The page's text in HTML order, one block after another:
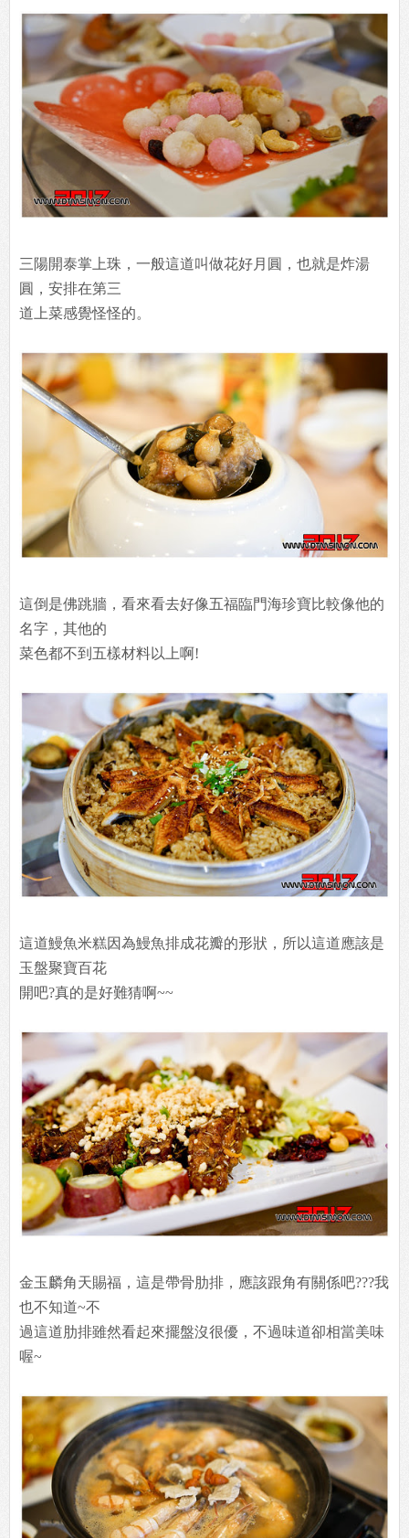
三陽開泰掌上珠，一般這道叫做花好月圓，也就是炸湯
圓，安排在第三
道上菜感覺怪怪的。
這倒是佛跳牆，看來看去好像五福臨門海珍寶比較像他的
名字，其他的
菜色都不到五樣材料以上啊!
這道鰻魚米糕因為鰻魚排成花瓣的形狀，所以這道應該是
玉盤聚寶百花
開吧?真的是好難猜啊~~
金玉麟角天賜福，這是帶骨肋排，應該跟角有關係吧???我
也不知道~不
過這道肋排雖然看起來擺盤沒很優，不過味道卻相當美味
喔~